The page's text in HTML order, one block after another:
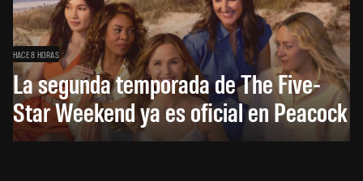
HACE 8 HORAS
La segunda temporada de The Five-
Star Weekend ya es oficial en Peacock